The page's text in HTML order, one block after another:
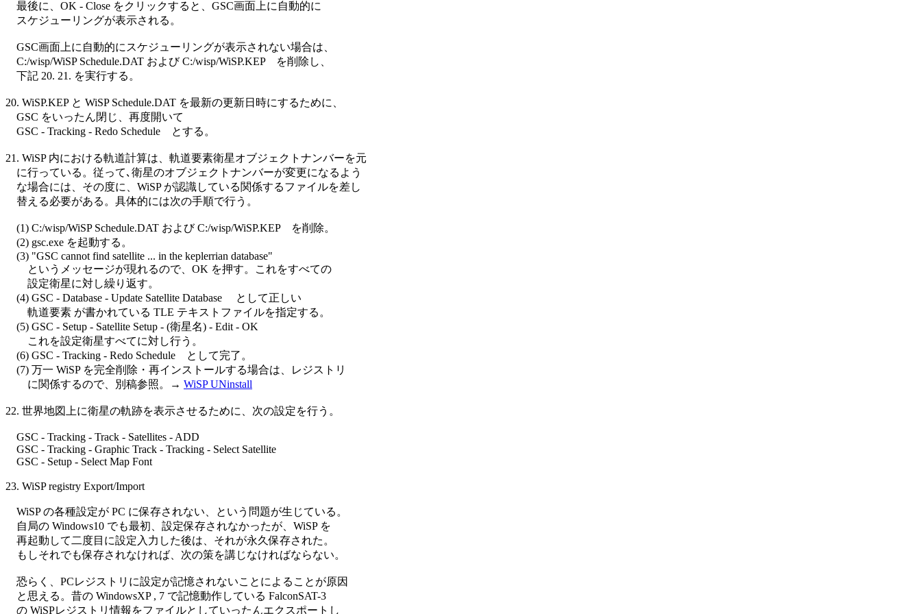
    最後に、OK - Close をクリックすると、GSC画面上に自動的に
    スケジューリングが表示される。
    GSC画面上に自動的にスケジューリングが表示されない場合は、
    C:/wisp/WiSP Schedule.DAT および C:/wisp/WiSP.KEP　を削除し、
    下記 20. 21. を実行する。
20. WiSP.KEP と WiSP Schedule.DAT を最新の更新日時にするために、
    GSC をいったん閉じ、再度開いて
    GSC - Tracking - Redo Schedule　とする。
21. WiSP 内における軌道計算は、軌道要素衛星オブジェクトナンバーを元
    に行っている。従って､衛星のオブジェクトナンバーが変更になるよう
    な場合には、その度に、WiSP が認識している関係するファイルを差し
    替える必要がある。具体的には次の手順で行う。
    (1) C:/wisp/WiSP Schedule.DAT および C:/wisp/WiSP.KEP　を削除。
    (2) gsc.exe を起動する。
    (3) "GSC cannot find satellite ... in the keplerrian database"
        というメッセージが現れるので、OK を押す。これをすべての
        設定衛星に対し繰り返す。
    (4) GSC - Database - Update Satellite Database 　として正しい
        軌道要素 が書かれている TLE テキストファイルを指定する。
    (5) GSC - Setup - Satellite Setup - (衛星名) - Edit - OK
        これを設定衛星すべてに対し行う。
    (6) GSC - Tracking - Redo Schedule　として完了。
    (7) 万一 WiSP を完全削除・再インストールする場合は、レジストリ
        に関係するので、別稿参照。→
WiSP UNinstall
22. 世界地図上に衛星の軌跡を表示させるために、次の設定を行う。
    GSC - Tracking - Track - Satellites - ADD
    GSC - Tracking - Graphic Track - Tracking - Select Satellite
    GSC - Setup - Select Map Font
23. WiSP registry Export/Import
    WiSP の各種設定が PC に保存されない、という問題が生じている。
    自局の Windows10 でも最初、設定保存されなかったが、WiSP を
    再起動して二度目に設定入力した後は、それが永久保存された。
    もしそれでも保存されなければ、次の策を講じなければならない。
    恐らく、PCレジストリに設定が記憶されないことによることが原因
    と思える。昔の WindowsXP , 7 で記憶動作している FalconSAT-3
    の WiSPレジストリ情報をファイルとしていったんエクスポートし